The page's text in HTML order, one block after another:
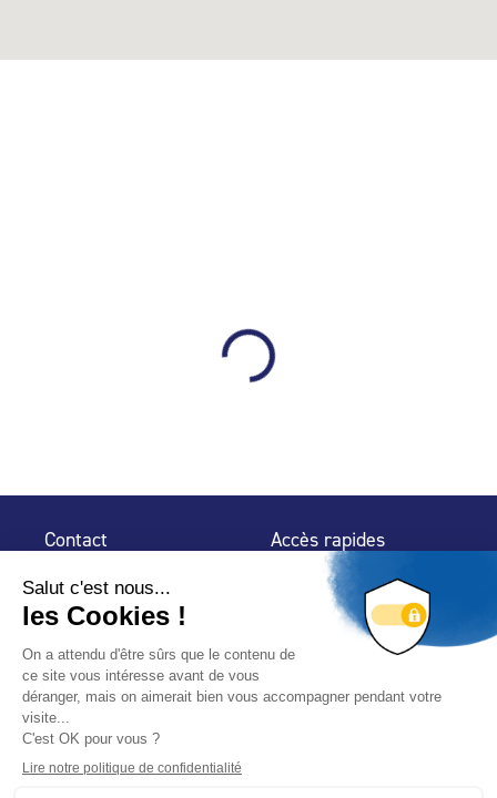
Contact
32 rue de Mogador
75 009 Paris
Accès rapides
Espace Presse
Trouver un
professionnel
Nous suivre